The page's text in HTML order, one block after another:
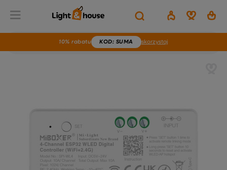
10% rabatu KOD: SUMA skorzystaj